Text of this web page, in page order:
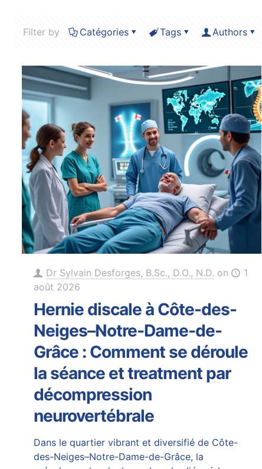
Filter by Catégories Tags Authors
Dr Sylvain Desforges, B.Sc., D.O., N.D. on
1
août 2026
Hernie discale à Côte-des-
Neiges–Notre-Dame-de-
Grâce : Comment se déroule
la séance et treatment par
décompression
neurovertébrale
Dans le quartier vibrant et diversifié de Côte-
des-Neiges–Notre-Dame-de-Grâce, la